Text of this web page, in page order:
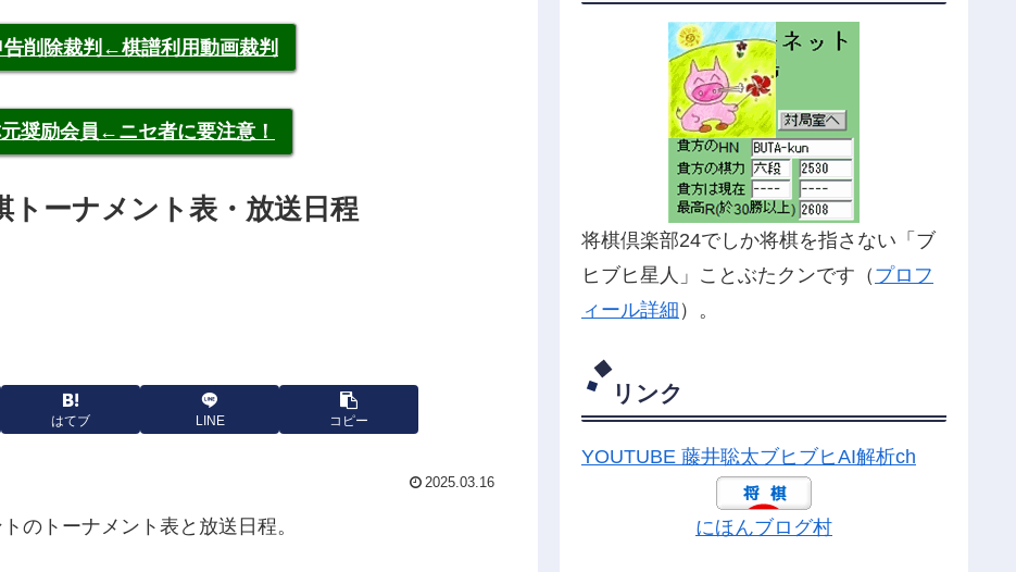
削除裁判←棋譜利用動画裁判
奨励会員←ニセ者に要注意！
トーナメント表・放送日程
はてブ LINE コピー
2025.03.16
のトーナメント表と放送日程。
将棋倶楽部24でしか将棋を指さない「ブ
ヒブヒ星人」ことぶたクンです（ プロフ
ィール詳細 ）。
リンク
YOUTUBE 藤井聡太ブヒブヒAI解析ch
にほんブログ村